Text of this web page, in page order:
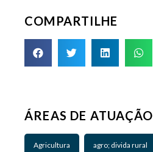
COMPARTILHE
ÁREAS DE ATUAÇÃO
Agricultura agro; divida rural